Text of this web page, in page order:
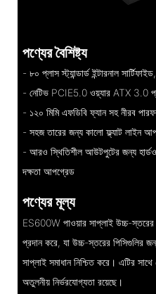
পণ্যের বৈশিষ্ট্য
- ৮০ প্লাস স্ট্যান্ডার্ড ইন্টারনাল
- নেটিভ PCIE5.0 ওয়্যার ATX 3.0
- ১২০ মিমি এফডিবি ফ্যান সহ নীরব
- সহজ তারের জন্য কালো ফ্ল্যাট লাইন
- আরও স্থিতিশীল আউটপুটের জন্য
দক্ষতা আপগ্রেড
পণ্যের মূল্য
ES600W পাওয়ার সাপ্লাই উচ্চ-স্তরের
প্রদান করে, যা উচ্চ-স্তরের পিসিগুলির
সাপ্লাই সমাধান নিশ্চিত করে। এটির
অতুলনীয় নির্ভরযোগ্যতা রয়েছে।